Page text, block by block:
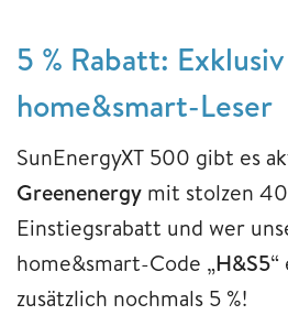
5 % Rabatt:
home&smart-Leser
SunEnergyXT 500 gibt es
Greenenergy mit stolzen
Einstiegsrabatt und wer
home&smart-Code „H&S5
zusätzlich nochmals 5 %!